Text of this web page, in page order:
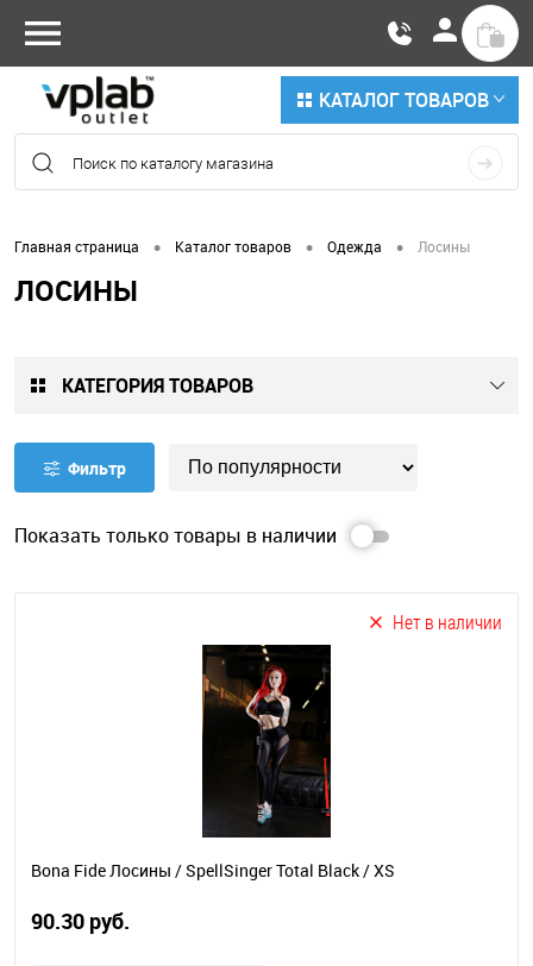
КАТАЛОГ ТОВАРОВ
Главная страница • Каталог товаров • Одежда • Лосины
ЛОСИНЫ
КАТЕГОРИЯ ТОВАРОВ
Фильтр
Показать толькотовары в наличии
Нет в наличии
Bona Fide Лосины / SpellSinger Total Black / XS
90.30 руб.